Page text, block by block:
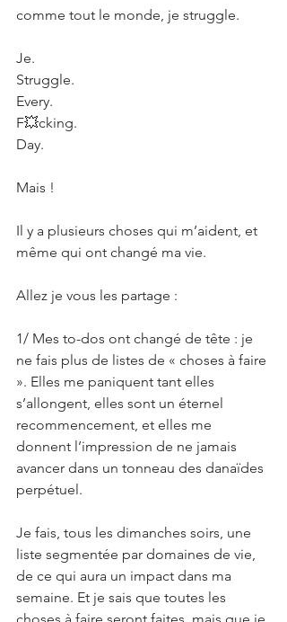
comme tout le monde, je struggle.
Je.
Struggle.
Every.
F💥cking.
Day.
Mais !
Il y a plusieurs choses qui m’aident, et
même qui ont changé ma vie.
Allez je vous les partage :
1/ Mes to-dos ont changé de tête : je
ne fais plus de listes de « choses à faire
». Elles me paniquent tant elles
s’allongent, elles sont un éternel
recommencement, et elles me
donnent l’impression de ne jamais
avancer dans un tonneau des danaïdes
perpétuel.
Je fais, tous les dimanches soirs, une
liste segmentée par domaines de vie,
de ce qui aura un impact dans ma
semaine. Et je sais que toutes les